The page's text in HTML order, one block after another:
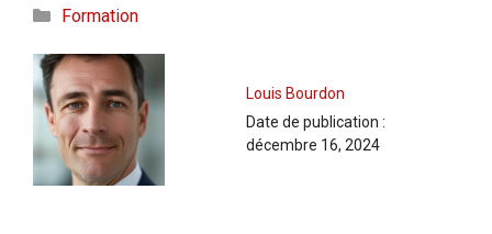
Catégories
Formation
Louis Bourdon
Date de publication :
décembre 16, 2024